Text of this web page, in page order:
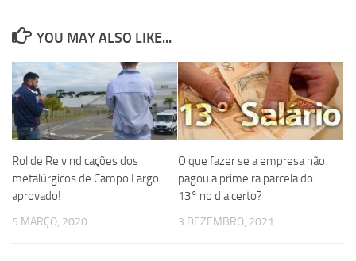
YOU MAY ALSO LIKE...
Rol de Reivindicações dos
metalúrgicos de Campo Largo
aprovado!
5 MARÇO, 2020
O que fazer se a empresa não
pagou a primeira parcela do
13° no dia certo?
3 DEZEMBRO, 2021